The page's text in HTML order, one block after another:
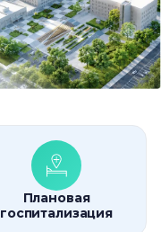
Плановая
госпитализация